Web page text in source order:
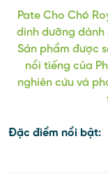
Pate Cho Chó
dinh dưỡng dành
Sản phẩm được
nổi tiếng của
nghiên cứu và
Đặc điểm nổi bật: